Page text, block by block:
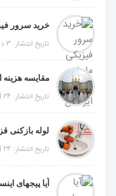
خرید سرور
تاریخ انتشار: 3 دی 1404
تاریخ انتشار: 24 آذر 1404
تاریخ انتشار: 24 آذر 1404